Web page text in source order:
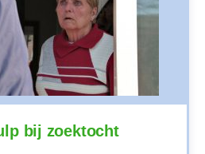
bij zoektocht